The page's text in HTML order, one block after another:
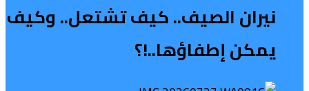
نيران الصيف.. كيف تشتعل.. وكيف
يمكن إطفاؤها..!؟